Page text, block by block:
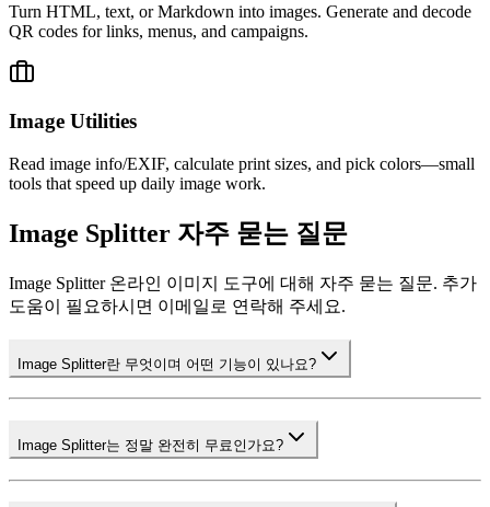
Turn HTML, text, or Markdown into images. Generate and decode
QR codes for links, menus, and campaigns.
Image Utilities
Read image info/EXIF, calculate print sizes, and pick colors—small
tools that speed up daily image work.
Image Splitter 자주 묻는 질문
Image Splitter 온라인 이미지 도구에 대해 자주 묻는 질문. 추가
도움이 필요하시면 이메일로 연락해 주세요.
Image Splitter란 무엇이며 어떤 기능이 있나요?
Image Splitter는 정말 완전히 무료인가요?